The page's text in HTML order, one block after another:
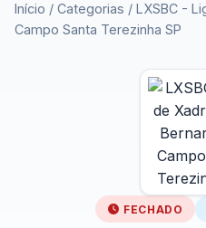
Início / Categorias / LXSBC -
Campo Santa Terezinha SP
FECHADO